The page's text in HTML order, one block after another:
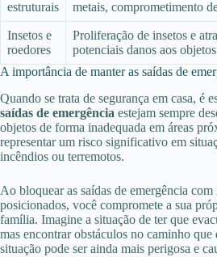
estruturais
metais, comprometimento
Insetos e
roedores
Proliferação de insetos e
potenciais danos aos objetos
A importância de manter as saídas de
Quando se trata de segurança em casa, é
saídas de emergência estejam sempre
objetos de forma inadequada em áreas
representar um risco significativo em
incêndios ou terremotos.
Ao bloquear as saídas de emergência com
posicionados, você compromete a sua
família. Imagine a situação de ter que
mas encontrar obstáculos no caminho que
situação pode ser ainda mais perigosa e